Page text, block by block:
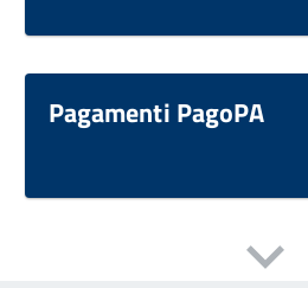
Pagamenti PagoPA